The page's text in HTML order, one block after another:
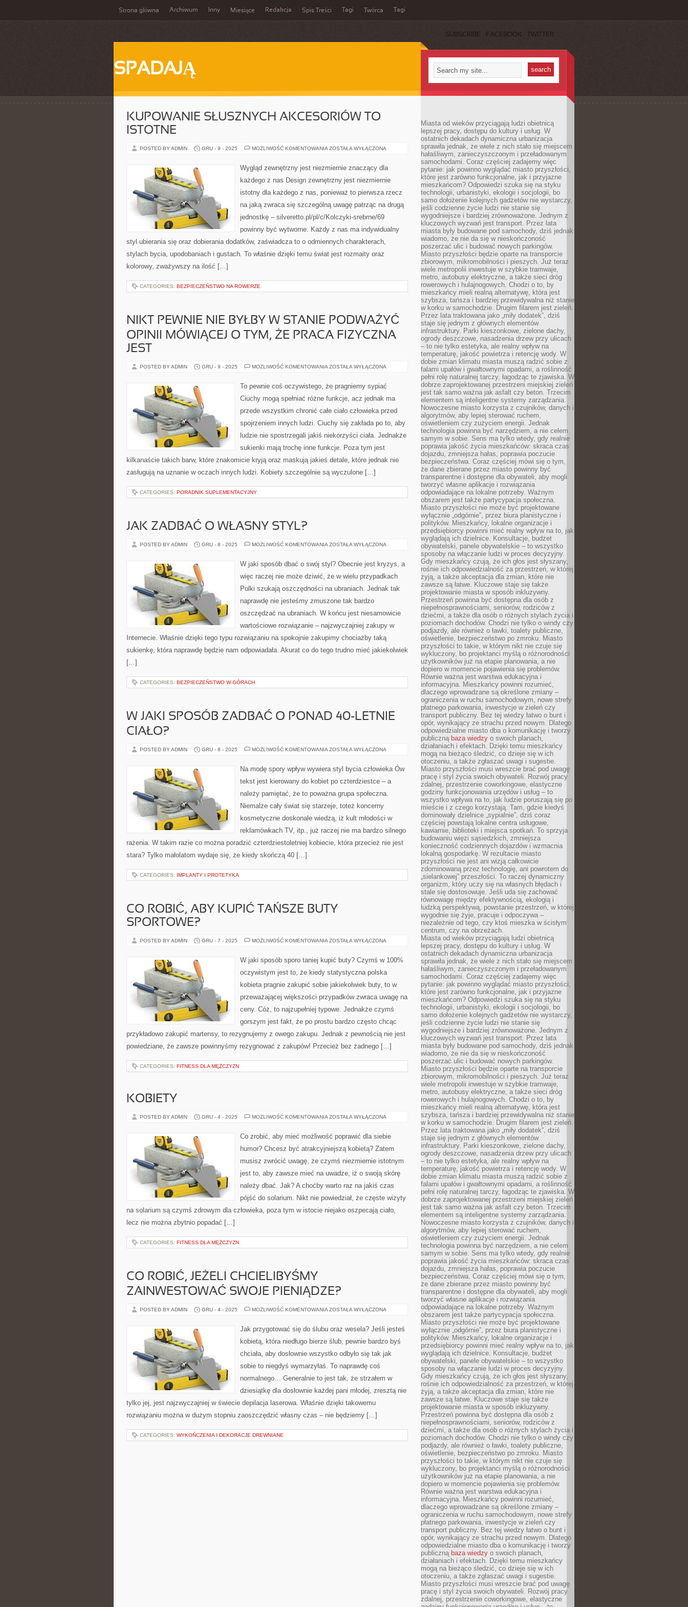
Strona główna Archiwum Inny Miesiące Redakcja Spis Treści Tagi Twórca Tagi
SUBSCRIBE FACEBOOK TWITTER
SPADAJĄ
KUPOWANIE SŁUSZNYCH AKCESORIÓW TO
ISTOTNE
POSTED BY ADMIN GRU - 9 - 2025 MOŻLIWOŚĆ KOMENTOWANIA KUPOWANIE
TO
ISTOTNE
ZOSTAŁA WYŁĄCZONA
Wygląd zewnętrzny jest niezmiernie znaczący dla
każdego z nas Design zewnętrzny jest niezmiernie
istotny dla każdego z nas, ponieważ to pierwsza rzecz
na jaką zwraca się szczególną uwagę patrząc na drugą
jednostkę – silveretto.pl/pl/c/Kolczyki-srebrne/69
powinny być wytworne. Każdy z nas ma indywidualny
styl ubierania się oraz dobierania dodatków, zaświadcza to o odmiennych charakterach,
stylach bycia, upodobaniach i gustach. To właśnie dzięki temu świat jest rozmaity oraz
kolorowy, zważywszy na ilość […]
CATEGORIES: BEZPIECZEŃSTWO NA ROWERZE
NIKT PEWNIE NIE BYŁBY W STANIE PODWAŻYĆ
OPINII MÓWIĄCEJ O TYM, ŻE PRACA FIZYCZNA
JEST
POSTED BY ADMIN GRU - 9 - 2025 MOŻLIWOŚĆ KOMENTOWANIA NIKT
W
PODWAŻYĆ
MÓWIĄCEJ
TYM,
ŻE
PRACA
FIZYCZNA
JEST
ZOSTAŁA WYŁĄCZONA
To pewnie coś oczywistego, że pragniemy sypiać
Ciuchy mogą spełniać różne funkcje, acz jednak ma
przede wszystkim chronić całe ciało człowieka przed
spojrzeniem innych ludzi. Ciuchy się zakłada po to, aby
ludzie nie spostrzegali jakiś niekorzyści ciała. Jednakże
sukienki mają trochę inne funkcje. Poza tym jest
kilkanaście takich barw, które znakomicie kryją oraz maskują jakieś detale, które jednak nie
zasługują na uznanie w oczach innych ludzi. Kobiety szczególnie są wyczulone […]
CATEGORIES: PORADNIK SUPLEMENTACYJNY
JAK ZADBAĆ O WŁASNY STYL?
POSTED BY ADMIN GRU - 8 - 2025 MOŻLIWOŚĆ KOMENTOWANIA JAK
WŁASNY
STYL?
ZOSTAŁA WYŁĄCZONA
W jaki sposób dbać o swój styl? Obecnie jest kryzys, a
więc raczej nie może dziwić, że w wielu przypadkach
Polki szukają oszczędności na ubraniach. Jednak tak
naprawdę nie jesteśmy zmuszone tak bardzo
oszczędzać na ubraniach. W końcu jest niesamowicie
wartościowe rozwiązanie – najzwyczajniej zakupy w
Internecie. Właśnie dzięki tego typu rozwiązaniu na spokojnie zakupimy chociażby taką
sukienkę, która naprawdę będzie nam odpowiadała. Akurat co do tego trudno mieć jakiekolwiek
[…]
CATEGORIES: BEZPIECZEŃSTWO W GÓRACH
W JAKI SPOSÓB ZADBAĆ O PONAD 40-LETNIE
CIAŁO?
POSTED BY ADMIN GRU - 8 - 2025 MOŻLIWOŚĆ KOMENTOWANIA W
ZADBAĆ
O
40-
CIAŁO?
ZOSTAŁA WYŁĄCZONA
Na modę spory wpływ wywiera styl bycia człowieka Ów
tekst jest kierowany do kobiet po czterdziestce – a
należy pamiętać, że to poważna grupa społeczna.
Niemalże cały świat się starzeje, toteż koncerny
kosmetyczne doskonale wiedzą, iż kult młodości w
reklamówkach TV, itp., już raczej nie ma bardzo silnego
rażenia. W takim razie co można poradzić czterdziestoletniej kobiecie, która przecież nie jest
stara? Tylko małolatom wydaje się, że kiedy skończą 40 […]
CATEGORIES: IMPLANTY I PROTETYKA
CO ROBIĆ, ABY KUPIĆ TAŃSZE BUTY
SPORTOWE?
POSTED BY ADMIN GRU - 7 - 2025 MOŻLIWOŚĆ KOMENTOWANIA CO
KUPIĆ
TAŃSZE
SPORTOWE?
ZOSTAŁA WYŁĄCZONA
W jaki sposób sporo taniej kupić buty? Czymś w 100%
oczywistym jest to, że kiedy statystyczna polska
kobieta pragnie zakupić sobie jakiekolwiek buty, to w
przeważającej większości przypadków zwraca uwagę na
ceny. Cóż, to najzupełniej typowe. Jednakże czymś
gorszym jest fakt, że po prostu bardzo często chcąc
przykładowo zakupić martensy, to rezygnujemy z owego zakupu. Jednak z pewnością nie jest
powiedziane, że zawsze powinnyśmy rezygnować z zakupów! Przecież bez żadnego […]
CATEGORIES: FITNESS DLA MĘŻCZYZN
KOBIETY
POSTED BY ADMIN GRU - 4 - 2025 MOŻLIWOŚĆ KOMENTOWANIA KOBIETY
ZOSTAŁA WYŁĄCZONA
Co zrobić, aby mieć możliwość poprawić dla siebie
humor? Chcesz być atrakcyjniejszą kobietą? Zatem
musisz zwrócić uwagę, że czymś niezmiernie istotnym
jest to, aby zawsze mieć na uwadze, iż o swoją skórę
należy dbać. Jak? A choćby warto raz na jakiś czas
pójść do solarium. Nikt nie powiedział, że częste wizyty
na solarium są czymś zdrowym dla człowieka, poza tym w istocie niejako oszpecają ciało,
lecz nie można zbytnio popadać […]
CATEGORIES: FITNESS DLA MĘŻCZYZN
CO ROBIĆ, JEŻELI CHCIELIBYŚMY
ZAINWESTOWAĆ SWOJE PIENIĄDZE?
POSTED BY ADMIN GRU - 4 - 2025 MOŻLIWOŚĆ KOMENTOWANIA CO
CHCIELIBYŚMY
ZAINWESTOWAĆ
PIENIĄDZE?
ZOSTAŁA WYŁĄCZONA
Jak przygotować się do ślubu oraz wesela? Jeśli jesteś
kobietą, która niedługo bierze ślub, pewnie bardzo byś
chciała, aby dosłownie wszystko odbyło się tak jak
sobie to niegdyś wymarzyłaś. To naprawdę coś
normalnego… Generalnie to jest tak, że strzałem w
dziesiątkę dla dosłownie każdej pani młodej, zresztą nie
tylko jej, jest najzwyczajniej w świecie depilacja laserowa. Właśnie dzięki takowemu
rozwiązaniu można w dużym stopniu zaoszczędzić własny czas – nie będziemy […]
CATEGORIES: WYKOŃCZENIA I DEKORACJE DREWNIANE
Miasta od wieków przyciągają ludzi obietnicą
lepszej pracy, dostępu do kultury i usług. W
ostatnich dekadach dynamiczna urbanizacja
sprawiła jednak, że wiele z nich stało się miejscem
hałaśliwym, zanieczyszczonym i przeładowanym
samochodami. Coraz częściej zadajemy więc
pytanie: jak powinno wyglądać miasto przyszłości,
które jest zarówno funkcjonalne, jak i przyjazne
mieszkańcom? Odpowiedzi szuka się na styku
technologii, urbanistyki, ekologii i socjologii, bo
samo dołożenie kolejnych gadżetów nie wystarczy,
jeśli codzienne życie ludzi nie stanie się
wygodniejsze i bardziej zrównoważone. Jednym z
kluczowych wyzwań jest transport. Przez lata
miasta były budowane pod samochody, dziś jednak
wiadomo, że nie da się w nieskończoność
poszerzać ulic i budować nowych parkingów.
Miasto przyszłości będzie oparte na transporcie
zbiorowym, mikromobilności i pieszych. Już teraz
wiele metropolii inwestuje w szybkie tramwaje,
metro, autobusy elektryczne, a także sieci dróg
rowerowych i hulajnogowych. Chodzi o to, by
mieszkańcy mieli realną alternatywę, która jest
szybsza, tańsza i bardziej przewidywalna niż stanie
w korku w samochodzie. Drugim filarem jest zieleń.
Przez lata traktowana jako „miły dodatek”, dziś
staje się jednym z głównych elementów
infrastruktury. Parki kieszonkowe, zielone dachy,
ogrody deszczowe, nasadzenia drzew przy ulicach
– to nie tylko estetyka, ale realny wpływ na
temperaturę, jakość powietrza i retencję wody. W
dobie zmian klimatu miasta muszą radzić sobie z
falami upałów i gwałtownymi opadami, a roślinność
pełni rolę naturalnej tarczy, łagodząc te zjawiska. W
dobrze zaprojektowanej przestrzeni miejskiej zieleń
jest tak samo ważna jak asfalt czy beton. Trzecim
elementem są inteligentne systemy zarządzania.
Nowoczesne miasto korzysta z czujników, danych i
algorytmów, aby lepiej sterować ruchem,
oświetleniem czy zużyciem energii. Jednak
technologia powinna być narzędziem, a nie celem
samym w sobie. Sens ma tylko wtedy, gdy realnie
poprawia jakość życia mieszkańców: skraca czas
dojazdu, zmniejsza hałas, poprawia poczucie
bezpieczeństwa. Coraz częściej mówi się o tym,
że dane zbierane przez miasto powinny być
transparentne i dostępne dla obywateli, aby mogli
tworzyć własne aplikacje i rozwiązania
odpowiadające na lokalne potrzeby. Ważnym
obszarem jest także partycypacja społeczna.
Miasto przyszłości nie może być projektowane
wyłącznie „odgórnie”, przez biura planistyczne i
polityków. Mieszkańcy, lokalne organizacje i
przedsiębiorcy powinni mieć realny wpływ na to, jak
wyglądają ich dzielnice. Konsultacje, budżet
obywatelski, panele obywatelskie – to wszystko
sposoby na włączanie ludzi w proces decyzyjny.
Gdy mieszkańcy czują, że ich głos jest słyszany,
rośnie ich odpowiedzialność za przestrzeń, w której
żyją, a także akceptacja dla zmian, które nie
zawsze są łatwe. Kluczowe staje się także
projektowanie miasta w sposób inkluzywny.
Przestrzeń powinna być dostępna dla osób z
niepełnosprawnościami, seniorów, rodziców z
dziećmi, a także dla osób o różnych stylach życia i
poziomach dochodów. Chodzi nie tylko o windy czy
podjazdy, ale również o ławki, toalety publiczne,
oświetlenie, bezpieczeństwo po zmroku. Miasto
przyszłości to takie, w którym nikt nie czuje się
wykluczony, bo projektanci myślą o różnorodności
użytkowników już na etapie planowania, a nie
dopiero w momencie pojawienia się problemów.
Równie ważna jest warstwa edukacyjna i
informacyjna. Mieszkańcy powinni rozumieć,
dlaczego wprowadzane są określone zmiany –
ograniczenia w ruchu samochodowym, nowe strefy
płatnego parkowania, inwestycje w zieleń czy
transport publiczny. Bez tej wiedzy łatwo o bunt i
opór, wynikający ze strachu przed nowym. Dlatego
odpowiedzialne miasto dba o komunikację i tworzy
publiczną baza wiedzy o swoich planach,
działaniach i efektach. Dzięki temu mieszkańcy
mogą na bieżąco śledzić, co dzieje się w ich
otoczeniu, a także zgłaszać uwagi i sugestie.
Miasto przyszłości musi wreszcie brać pod uwagę
pracę i styl życia swoich obywateli. Rozwój pracy
zdalnej, przestrzenie coworkingowe, elastyczne
godziny funkcjonowania urzędów i usług – to
wszystko wpływa na to, jak ludzie poruszają się po
mieście i z czego korzystają. Tam, gdzie kiedyś
dominowały dzielnice „sypialnie”, dziś coraz
częściej powstają lokalne centra usługowe,
kawiarnie, biblioteki i miejsca spotkań. To sprzyja
budowaniu więzi sąsiedzkich, zmniejsza
konieczność codziennych dojazdów i wzmacnia
lokalną gospodarkę. W rezultacie miasto
przyszłości nie jest ani wizją całkowicie
zdominowaną przez technologię, ani powrotem do
„sielankowej” przeszłości. To raczej dynamiczny
organizm, który uczy się na własnych błędach i
stale się dostosowuje. Jeśli uda się zachować
równowagę między efektywnością, ekologią i
ludzką perspektywą, powstanie przestrzeń, w której
wygodnie się żyje, pracuje i odpoczywa –
niezależnie od tego, czy ktoś mieszka w ścisłym
centrum, czy na obrzeżach.
Miasta od wieków przyciągają ludzi obietnicą
lepszej pracy, dostępu do kultury i usług. W
ostatnich dekadach dynamiczna urbanizacja
sprawiła jednak, że wiele z nich stało się miejscem
hałaśliwym, zanieczyszczonym i przeładowanym
samochodami. Coraz częściej zadajemy więc
pytanie: jak powinno wyglądać miasto przyszłości,
które jest zarówno funkcjonalne, jak i przyjazne
mieszkańcom? Odpowiedzi szuka się na styku
technologii, urbanistyki, ekologii i socjologii, bo
samo dołożenie kolejnych gadżetów nie wystarczy,
jeśli codzienne życie ludzi nie stanie się
wygodniejsze i bardziej zrównoważone. Jednym z
kluczowych wyzwań jest transport. Przez lata
miasta były budowane pod samochody, dziś jednak
wiadomo, że nie da się w nieskończoność
poszerzać ulic i budować nowych parkingów.
Miasto przyszłości będzie oparte na transporcie
zbiorowym, mikromobilności i pieszych. Już teraz
wiele metropolii inwestuje w szybkie tramwaje,
metro, autobusy elektryczne, a także sieci dróg
rowerowych i hulajnogowych. Chodzi o to, by
mieszkańcy mieli realną alternatywę, która jest
szybsza, tańsza i bardziej przewidywalna niż stanie
w korku w samochodzie. Drugim filarem jest zieleń.
Przez lata traktowana jako „miły dodatek”, dziś
staje się jednym z głównych elementów
infrastruktury. Parki kieszonkowe, zielone dachy,
ogrody deszczowe, nasadzenia drzew przy ulicach
– to nie tylko estetyka, ale realny wpływ na
temperaturę, jakość powietrza i retencję wody. W
dobie zmian klimatu miasta muszą radzić sobie z
falami upałów i gwałtownymi opadami, a roślinność
pełni rolę naturalnej tarczy, łagodząc te zjawiska. W
dobrze zaprojektowanej przestrzeni miejskiej zieleń
jest tak samo ważna jak asfalt czy beton. Trzecim
elementem są inteligentne systemy zarządzania.
Nowoczesne miasto korzysta z czujników, danych i
algorytmów, aby lepiej sterować ruchem,
oświetleniem czy zużyciem energii. Jednak
technologia powinna być narzędziem, a nie celem
samym w sobie. Sens ma tylko wtedy, gdy realnie
poprawia jakość życia mieszkańców: skraca czas
dojazdu, zmniejsza hałas, poprawia poczucie
bezpieczeństwa. Coraz częściej mówi się o tym,
że dane zbierane przez miasto powinny być
transparentne i dostępne dla obywateli, aby mogli
tworzyć własne aplikacje i rozwiązania
odpowiadające na lokalne potrzeby. Ważnym
obszarem jest także partycypacja społeczna.
Miasto przyszłości nie może być projektowane
wyłącznie „odgórnie”, przez biura planistyczne i
polityków. Mieszkańcy, lokalne organizacje i
przedsiębiorcy powinni mieć realny wpływ na to, jak
wyglądają ich dzielnice. Konsultacje, budżet
obywatelski, panele obywatelskie – to wszystko
sposoby na włączanie ludzi w proces decyzyjny.
Gdy mieszkańcy czują, że ich głos jest słyszany,
rośnie ich odpowiedzialność za przestrzeń, w której
żyją, a także akceptacja dla zmian, które nie
zawsze są łatwe. Kluczowe staje się także
projektowanie miasta w sposób inkluzywny.
Przestrzeń powinna być dostępna dla osób z
niepełnosprawnościami, seniorów, rodziców z
dziećmi, a także dla osób o różnych stylach życia i
poziomach dochodów. Chodzi nie tylko o windy czy
podjazdy, ale również o ławki, toalety publiczne,
oświetlenie, bezpieczeństwo po zmroku. Miasto
przyszłości to takie, w którym nikt nie czuje się
wykluczony, bo projektanci myślą o różnorodności
użytkowników już na etapie planowania, a nie
dopiero w momencie pojawienia się problemów.
Równie ważna jest warstwa edukacyjna i
informacyjna. Mieszkańcy powinni rozumieć,
dlaczego wprowadzane są określone zmiany –
ograniczenia w ruchu samochodowym, nowe strefy
płatnego parkowania, inwestycje w zieleń czy
transport publiczny. Bez tej wiedzy łatwo o bunt i
opór, wynikający ze strachu przed nowym. Dlatego
odpowiedzialne miasto dba o komunikację i tworzy
publiczną baza wiedzy o swoich planach,
działaniach i efektach. Dzięki temu mieszkańcy
mogą na bieżąco śledzić, co dzieje się w ich
otoczeniu, a także zgłaszać uwagi i sugestie.
Miasto przyszłości musi wreszcie brać pod uwagę
pracę i styl życia swoich obywateli. Rozwój pracy
zdalnej, przestrzenie coworkingowe, elastyczne